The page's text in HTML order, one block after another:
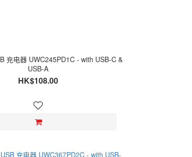
充电器 UWC245PD1C - with USB-C &
USB-A
HK$108.00